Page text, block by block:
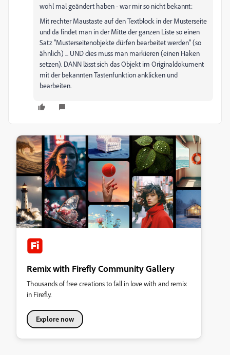
wohl mal geändert haben - war mir so nicht bekannt:
Mit rechter Maustaste auf den Textblock in der Musterseite
und da findet man in der Mitte der ganzen Liste so einen
Satz "Musterseitenobjekte dürfen bearbeitet werden" (so
ähnlich) ... UND dies muss man markieren (einen Haken
setzen). DANN lässt sich das Objekt im Originaldokument
mit der bekannten Tastenfunktion anklicken und
bearbeiten.
Remix with Firefly Community Gallery
Thousands of free creations to fall in love with and remix
in Firefly.
Explore now